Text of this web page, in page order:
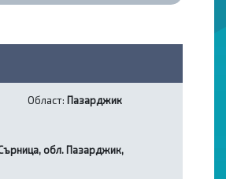
Област: Пазарджик
обл. Пазарджик,